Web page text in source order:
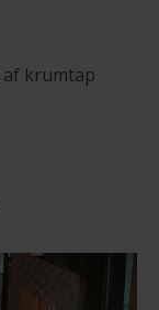
krumtap